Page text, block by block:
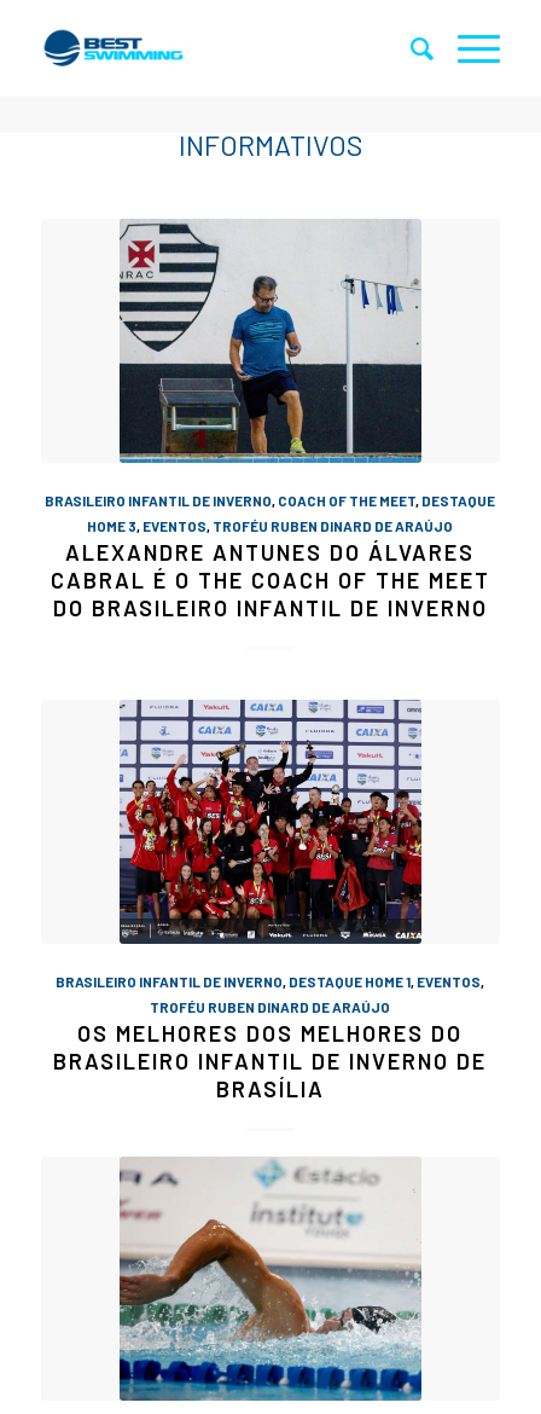
BRASILEIRO INFANTIL DE INVERNO, COACH OF THE MEET, DESTAQUE
HOME 3, EVENTOS, TROFÉU RUBEN DINARD DE ARAÚJO
ALEXANDRE ANTUNES DO ÁLVARES
CABRAL É O THE COACH OF THE MEET
DO BRASILEIRO INFANTIL DE INVERNO
BRASILEIRO INFANTIL DE INVERNO, DESTAQUE HOME 1, EVENTOS,
TROFÉU RUBEN DINARD DE ARAÚJO
OS MELHORES DOS MELHORES DO
BRASILEIRO INFANTIL DE INVERNO DE
BRASÍLIA